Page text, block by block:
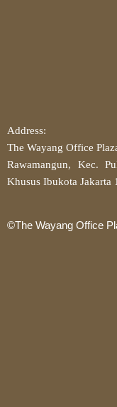
Address:
The Wayang Office
Rawamangun, Kec.
Khusus Ibukota Jakarta
©The Wayang Office